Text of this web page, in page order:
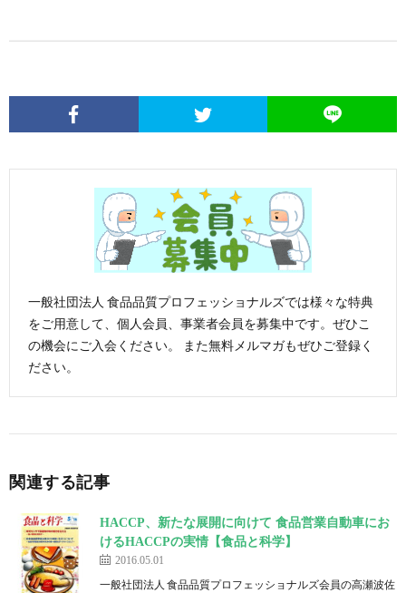
一般社団法人 食品品質プロフェッショナルズでは様々な特典
をご用意して、個人会員、事業者会員を募集中です。ぜひこ
の機会にご入会ください。 また無料メルマガもぜひご登録く
ださい。
関連する記事
HACCP、新たな展開に向けて 食品営業自動車にお
けるHACCPの実情【食品と科学】
2016.05.01
一般社団法人 食品品質プロフェッショナルズ会員の高瀬波佐